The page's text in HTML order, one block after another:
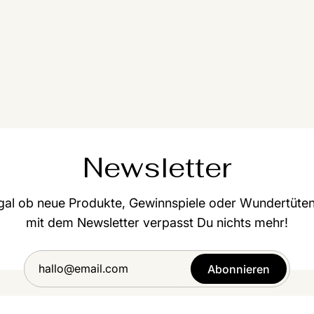
Newsletter
ob neue Produkte, Gewinnspiele oder
mit dem Newsletter verpasst Du nichts mehr!
Abonnieren